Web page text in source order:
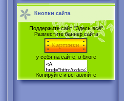
Кнопки сайта
Поддержите сайт "Здесь всё"
Разместите баннер сайта
у себя на сайте, в блоге
Копируйте и вставляйте